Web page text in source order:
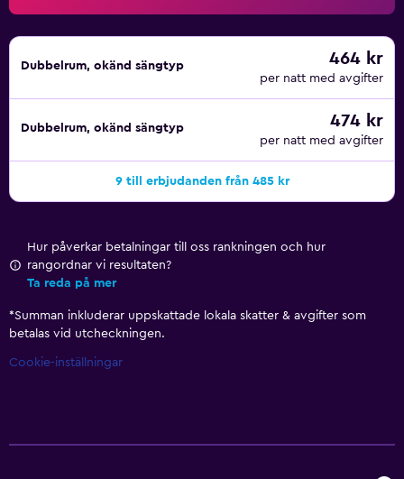
Dubbelrum, okänd sängtyp 464 kr
per natt med avgifter
Dubbelrum, okänd sängtyp 474 kr
per natt med avgifter
9 till erbjudanden från 485 kr
Hur påverkar betalningar till oss rankningen och hur
rangordnar vi resultaten?
Ta reda på mer
*Summan inkluderar uppskattade lokala skatter & avgifter som
betalas vid utcheckningen.
Cookie-inställningar